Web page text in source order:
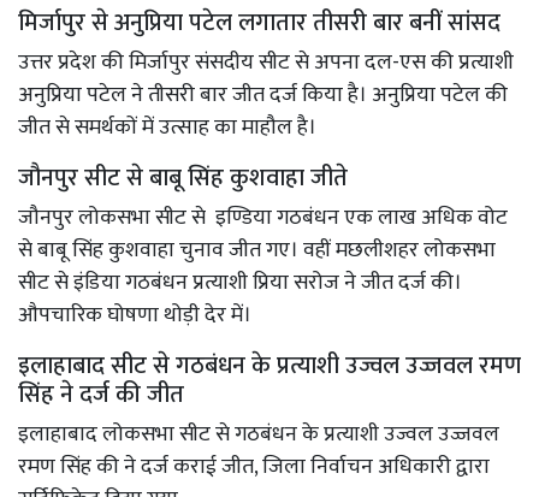
मिर्जापुर से अनुप्रिया पटेल लगातार तीसरी बार बनीं सांसद
उत्तर प्रदेश की मिर्जापुर संसदीय सीट से अपना दल-एस की प्रत्याशी
अनुप्रिया पटेल ने तीसरी बार जीत दर्ज किया है। अनुप्रिया पटेल की
जीत से समर्थकों में उत्साह का माहौल है।
जौनपुर सीट से बाबू सिंह कुशवाहा जीते
जौनपुर लोकसभा सीट से इण्डिया गठबंधन एक लाख अधिक वोट
से बाबू सिंह कुशवाहा चुनाव जीत गए। वहीं मछलीशहर लोकसभा
सीट से इंडिया गठबंधन प्रत्याशी प्रिया सरोज ने जीत दर्ज की।
औपचारिक घोषणा थोड़ी देर में।
इलाहाबाद सीट से गठबंधन के प्रत्याशी उज्वल उज्जवल रमण
सिंह ने दर्ज की जीत
इलाहाबाद लोकसभा सीट से गठबंधन के प्रत्याशी उज्वल उज्जवल
रमण सिंह की ने दर्ज कराई जीत, जिला निर्वाचन अधिकारी द्वारा